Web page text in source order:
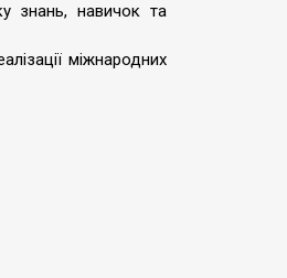
знань, навичок та
міжнародних